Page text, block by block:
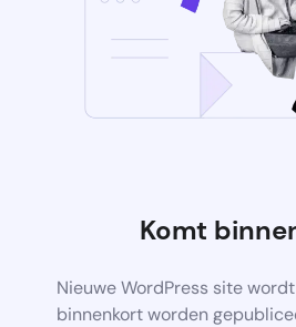
Komt
Nieuwe WordPress site
binnenkort worden